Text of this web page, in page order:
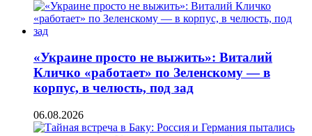
«Украине просто не выжить»: Виталий
Кличко «работает» по Зеленскому — в
корпус, в челюсть, под зад
06.08.2026